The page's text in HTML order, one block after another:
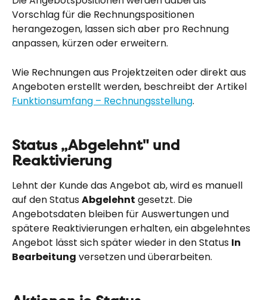
Vorschlag für die Rechnungspositionen
herangezogen, lassen sich aber pro Rechnung
anpassen, kürzen oder erweitern.
Wie Rechnungen aus Projektzeiten oder direkt aus
Angeboten erstellt werden, beschreibt der Artikel
Funktionsumfang – Rechnungsstellung.
Status „Abgelehnt" und
Reaktivierung
Lehnt der Kunde das Angebot ab, wird es manuell
auf den Status Abgelehnt gesetzt. Die
Angebotsdaten bleiben für Auswertungen und
spätere Reaktivierungen erhalten, ein abgelehntes
Angebot lässt sich später wieder in den Status In
Bearbeitung versetzen und überarbeiten.